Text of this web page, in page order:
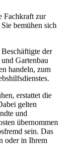
Fachkraft zur
bemühen sich
der
Gartenbau
handeln, zum
erstattet die
gelten
und
übernommen
sein. Das
oder in Ihrem